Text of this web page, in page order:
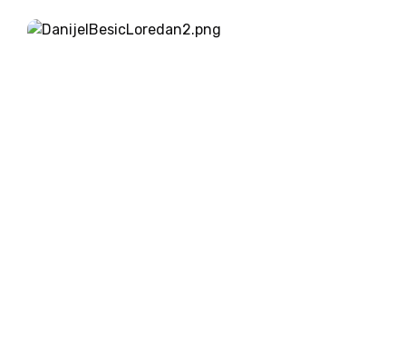
ampak skoraj več novinarjev kot protestnikov.
Tam...